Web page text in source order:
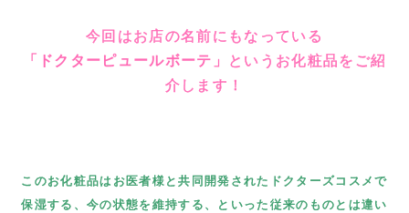
今回はお店の名前にもなっている
「ドクターピュールボーテ」
というお化粧品をご紹
介します！
このお化粧品はお医者様と共同開発されたドクターズコスメで
保湿する、今の状態を維持する、といった従来のものとは違い